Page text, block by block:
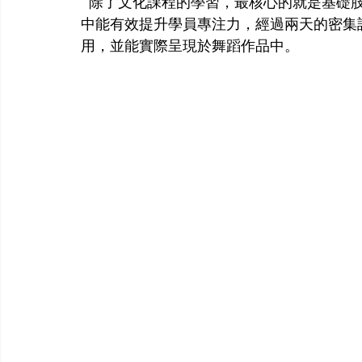
中能有效提升學員專注力，經過兩天的密
用，並能實際呈現於舞蹈作品中。